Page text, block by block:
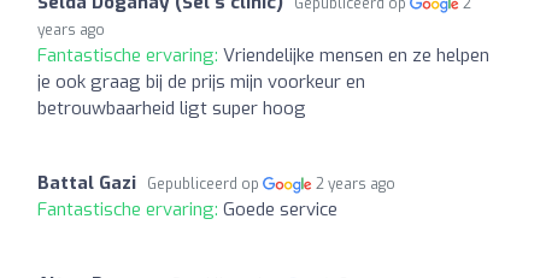
years ago
Fantastische ervaring: Vriendelijke mensen en ze helpen
je ook graag bij de prijs mijn voorkeur en
betrouwbaarheid ligt super hoog
Battal Gazi Gepubliceerd op 2 years ago
Fantastische ervaring: Goede service